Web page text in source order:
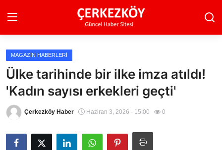
Ana Sayfa
Son Dakika
Ekonomi Haberleri
Magazin Haberleri
MAGAZIN HABERLERI
Ülke tarihinde bir ilke imza atıldı!
'Kadın sayısı erkekleri geçti'
Çerkezköy Haber Haziran 3, 2026 - 15:00 0